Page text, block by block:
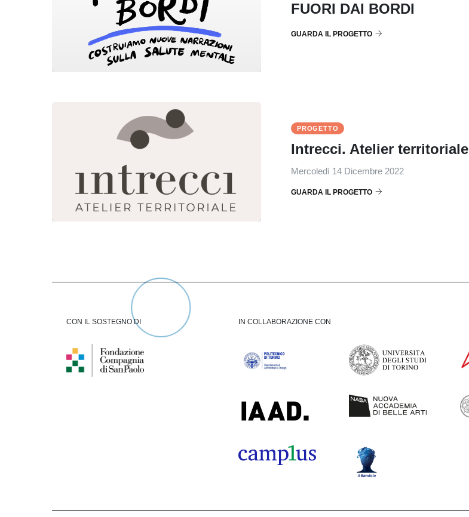
FUORI DAI BORDI
GUARDA IL PROGETTO
PROGETTO
Intrecci. Atelier territoriale
Mercoledì 14 Dicembre 2022
GUARDA IL PROGETTO
CON IL SOSTEGNO DI IN COLLABORAZIONE CON